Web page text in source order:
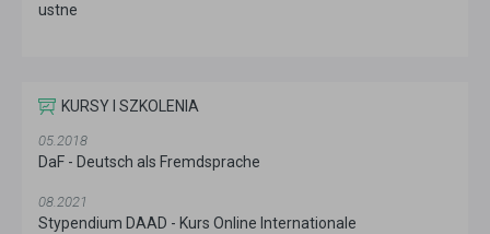
ustne
KURSY I SZKOLENIA
05.2018
DaF - Deutsch als Fremdsprache
08.2021
Stypendium DAAD - Kurs Online Internationale